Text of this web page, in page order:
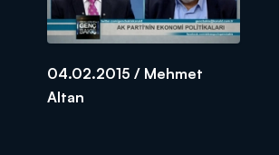
04.02.2015 / Mehmet
Altan